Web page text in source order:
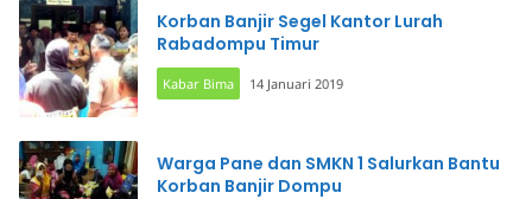
Korban Banjir Segel Kantor Lurah
Rabadompu Timur
Kabar Bima 14 Januari 2019
Warga Pane dan SMKN 1 Salurkan Bantu
Korban Banjir Dompu